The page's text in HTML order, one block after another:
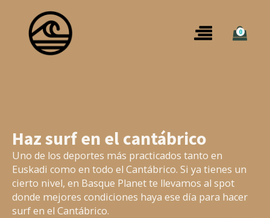
0
Haz surf en el cantábrico
Uno de los deportes más practicados tanto en
Euskadi como en todo el Cantábrico. Si ya tienes un
cierto nivel, en Basque Planet te llevamos al spot
donde mejores condiciones haya ese día para hacer
surf en el Cantábrico.